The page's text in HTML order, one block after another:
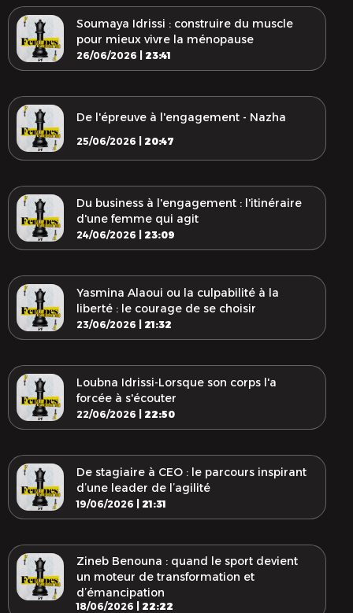
Soumaya Idrissi : construire du muscle
pour mieux vivre la ménopause
26/06/2026 | 23:41
De l'épreuve à l'engagement - Nazha
25/06/2026 | 20:47
Du business à l'engagement : l'itinéraire
d'une femme qui agit
24/06/2026 | 23:09
Yasmina Alaoui ou la culpabilité à la
liberté : le courage de se choisir
23/06/2026 | 21:32
Loubna Idrissi-Lorsque son corps l'a
forcée à s'écouter
22/06/2026 | 22:50
De stagiaire à CEO : le parcours inspirant
d’une leader de l’agilité
19/06/2026 | 21:31
Zineb Benouna : quand le sport devient
un moteur de transformation et
d’émancipation
18/06/2026 | 22:22